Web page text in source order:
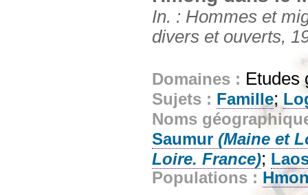
In. : Hommes et
divers et ouverts,
Domaines : Etudes
Sujets : Famille;
Noms
Saumur (Maine et
Loire. France);
Populations :